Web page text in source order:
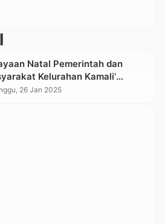
Natal Pemerintah dan
Kelurahan Kamali’
Makale Berlangsung
26 Jan 2025